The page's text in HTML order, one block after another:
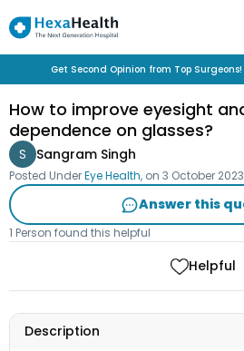
Get Second Opinion from Top
How to improve eyesight
dependence on glasses?
S Sangram Singh
Posted UnderEye Health, on 3 October 2023
Answer this
1 Person found this helpful
Helpful
Description